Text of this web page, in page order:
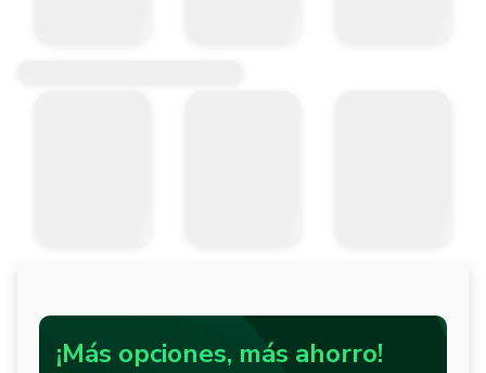
¡Más opciones, más ahorro!